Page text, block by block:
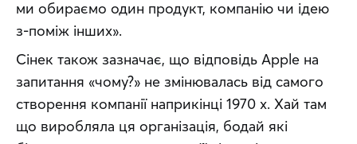
ми обираємо один продукт, компанію чи ідею
з-поміж інших».
Сінек також зазначає, що відповідь Apple на
запитання «чому?» не змінювалась від самого
створення компанії наприкінці 1970 х. Хай там
що виробляла ця організація, бодай які